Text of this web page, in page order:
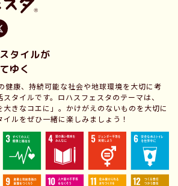
タイルが
ゆく
健康、持続可能な社会や地球環境を大切に考
タイルです。ロハスフェスタのテーマは、
大きなコエに」。かけがえのないものを大切に
ルをぜひ一緒に楽しみましょう！